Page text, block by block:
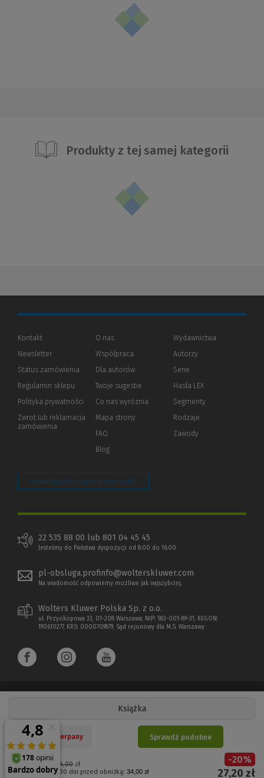
Książka
Cena regularna: 34,00zł
Najniższa cena z 30 dni przed obniżką:34,00 zł
-20%
27,20 zł
Nakład wyczerpany Sprawdź podobne
Produkty z tej samej kategorii
Kontakt
Newsletter
Status zamówienia
Regulamin sklepu
Polityka prywatności (Nowe
(Link
innej
Zwrot lub reklamacja
zamówienia
O nas
Współpraca
Dla autorów(Nowe
(Link
innej
strony)
Twoje sugestie
Co nas wyróżnia
Mapa strony
FAQ
Blog
Wydawnictwa
Autorzy
Serie
Hasła LEX
Segmenty
Rodzaje
Zawody
Zarządzaj preferencjami plików cookie
22 535 88 00 lub 801 04 45 45
Jesteśmy do Państwa dyspozycji od 8:00 do 16:00
pl-obsluga.profinfo@wolterskluwer.com
Na wiadomość odpowiemy możliwe jak najszybciej.
Wolters Kluwer Polska Sp. z o.o.
ul. Przyokopowa 33, 01-208 Warszawa; NIP: 583-001-89-31, REGON:
190610277, KRS: 0000709879, Sąd rejonowy dla M.S. Warszawy
Copyright 1997 - 2026 Wolters Kluwer Polska Sp. z o.o.
Płatności elektroniczne
(Nowe
okno)
(Link
do